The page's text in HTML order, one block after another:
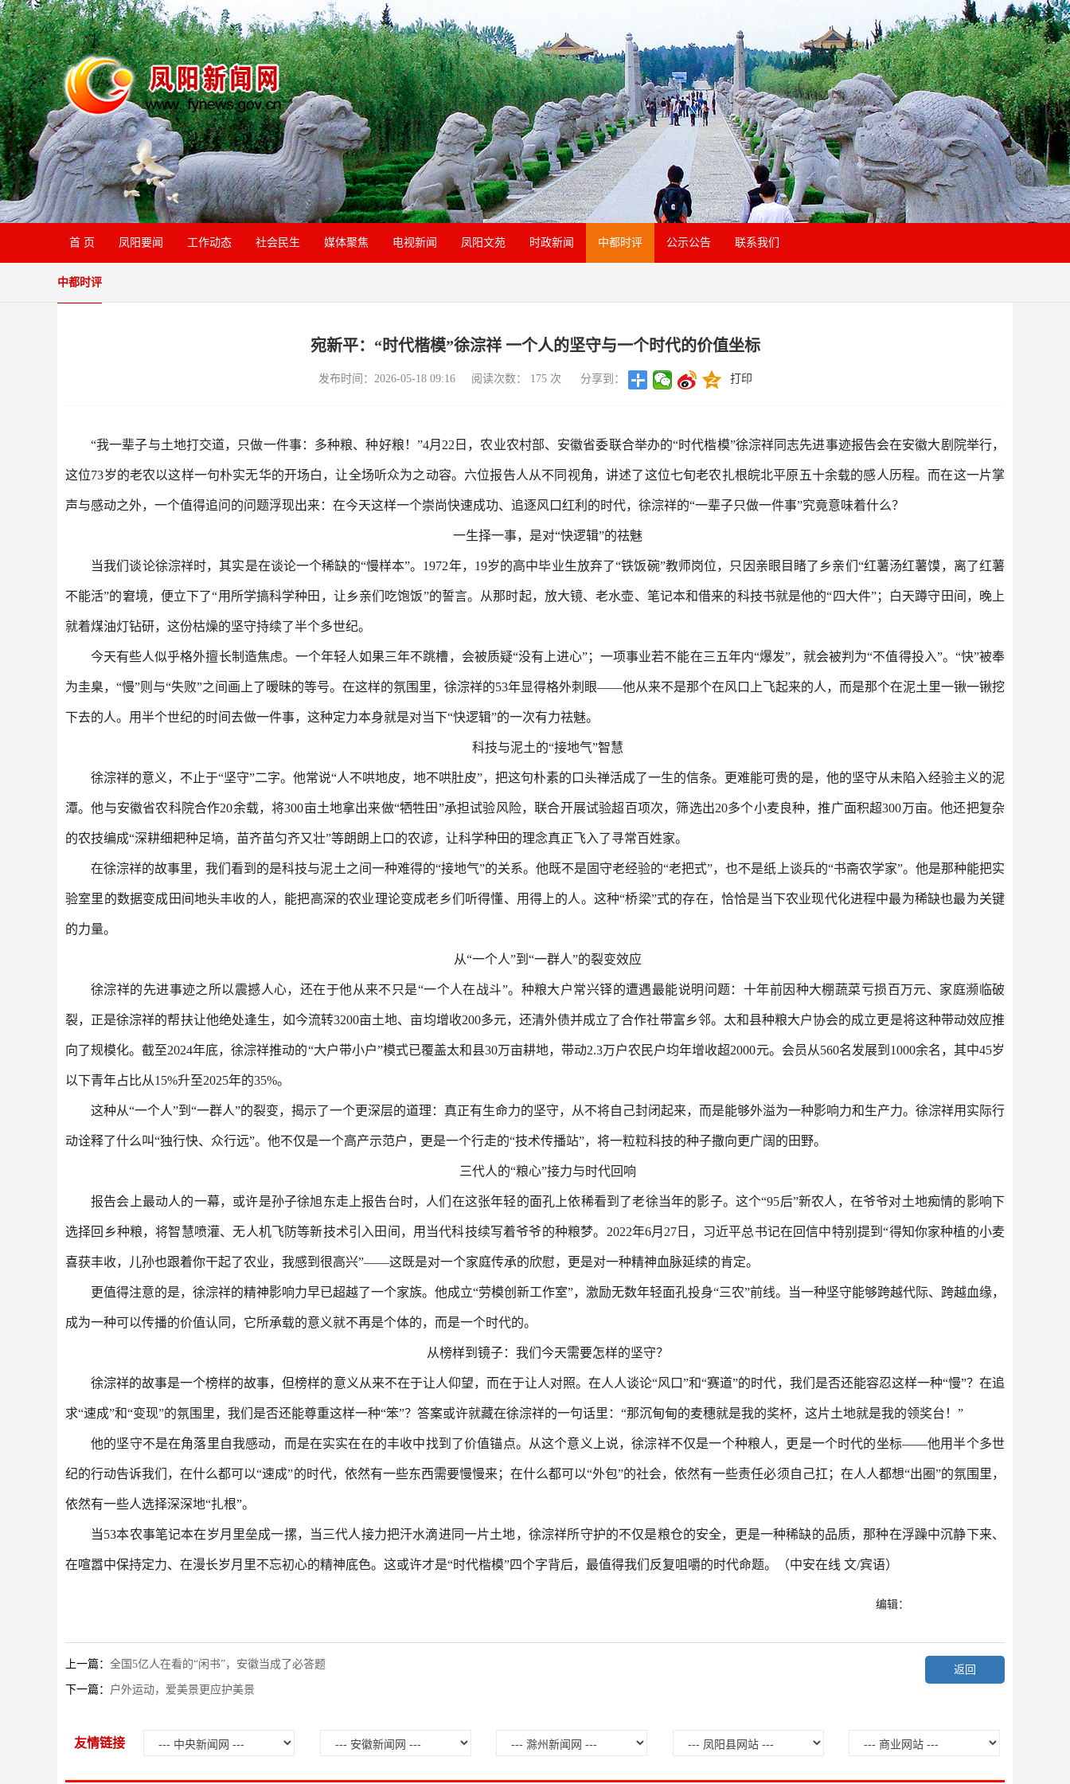
首 页 凤阳要闻 工作动态 社会民生 媒体聚焦 电视新闻 凤阳文苑 时政新闻 中都时评 公示公告 联系我们
中都时评
宛新平：“时代楷模”徐淙祥 一个人的坚守与一个时代的价值坐标
发布时间：2026-05-18 09:16 阅读次数： 175次 分享到： 打印
“我一辈子与土地打交道，只做一件事：多种粮、种好粮！”4月22日，农业农村部、安徽省委联合举办的“时代楷模”徐淙祥同志先进事迹报告会在安徽大剧院举行，
这位73岁的老农以这样一句朴实无华的开场白，让全场听众为之动容。六位报告人从不同视角，讲述了这位七旬老农扎根皖北平原五十余载的感人历程。而在这一片掌
声与感动之外，一个值得追问的问题浮现出来：在今天这样一个崇尚快速成功、追逐风口红利的时代，徐淙祥的“一辈子只做一件事”究竟意味着什么？
一生择一事，是对“快逻辑”的祛魅
当我们谈论徐淙祥时，其实是在谈论一个稀缺的“慢样本”。1972年，19岁的高中毕业生放弃了“铁饭碗”教师岗位，只因亲眼目睹了乡亲们“红薯汤红薯馍，离了红薯
不能活”的窘境，便立下了“用所学搞科学种田，让乡亲们吃饱饭”的誓言。从那时起，放大镜、老水壶、笔记本和借来的科技书就是他的“四大件”；白天蹲守田间，晚上
就着煤油灯钻研，这份枯燥的坚守持续了半个多世纪。
今天有些人似乎格外擅长制造焦虑。一个年轻人如果三年不跳槽，会被质疑“没有上进心”；一项事业若不能在三五年内“爆发”，就会被判为“不值得投入”。“快”被奉
为圭臬，“慢”则与“失败”之间画上了暧昧的等号。在这样的氛围里，徐淙祥的53年显得格外刺眼——他从来不是那个在风口上飞起来的人，而是那个在泥土里一锹一锹挖
下去的人。用半个世纪的时间去做一件事，这种定力本身就是对当下“快逻辑”的一次有力祛魅。
科技与泥土的“接地气”智慧
徐淙祥的意义，不止于“坚守”二字。他常说“人不哄地皮，地不哄肚皮”，把这句朴素的口头禅活成了一生的信条。更难能可贵的是，他的坚守从未陷入经验主义的泥
潭。他与安徽省农科院合作20余载，将300亩土地拿出来做“牺牲田”承担试验风险，联合开展试验超百项次，筛选出20多个小麦良种，推广面积超300万亩。他还把复杂
的农技编成“深耕细耙种足墒，苗齐苗匀齐又壮”等朗朗上口的农谚，让科学种田的理念真正飞入了寻常百姓家。
在徐淙祥的故事里，我们看到的是科技与泥土之间一种难得的“接地气”的关系。他既不是固守老经验的“老把式”，也不是纸上谈兵的“书斋农学家”。他是那种能把实
验室里的数据变成田间地头丰收的人，能把高深的农业理论变成老乡们听得懂、用得上的人。这种“桥梁”式的存在，恰恰是当下农业现代化进程中最为稀缺也最为关键
的力量。
从“一个人”到“一群人”的裂变效应
徐淙祥的先进事迹之所以震撼人心，还在于他从来不只是“一个人在战斗”。种粮大户常兴铎的遭遇最能说明问题：十年前因种大棚蔬菜亏损百万元、家庭濒临破
裂，正是徐淙祥的帮扶让他绝处逢生，如今流转3200亩土地、亩均增收200多元，还清外债并成立了合作社带富乡邻。太和县种粮大户协会的成立更是将这种带动效应推
向了规模化。截至2024年底，徐淙祥推动的“大户带小户”模式已覆盖太和县30万亩耕地，带动2.3万户农民户均年增收超2000元。会员从560名发展到1000余名，其中45岁
以下青年占比从15%升至2025年的35%。
这种从“一个人”到“一群人”的裂变，揭示了一个更深层的道理：真正有生命力的坚守，从不将自己封闭起来，而是能够外溢为一种影响力和生产力。徐淙祥用实际行
动诠释了什么叫“独行快、众行远”。他不仅是一个高产示范户，更是一个行走的“技术传播站”，将一粒粒科技的种子撒向更广阔的田野。
三代人的“粮心”接力与时代回响
报告会上最动人的一幕，或许是孙子徐旭东走上报告台时，人们在这张年轻的面孔上依稀看到了老徐当年的影子。这个“95后”新农人，在爷爷对土地痴情的影响下
选择回乡种粮，将智慧喷灌、无人机飞防等新技术引入田间，用当代科技续写着爷爷的种粮梦。2022年6月27日，习近平总书记在回信中特别提到“得知你家种植的小麦
喜获丰收，儿孙也跟着你干起了农业，我感到很高兴”——这既是对一个家庭传承的欣慰，更是对一种精神血脉延续的肯定。
更值得注意的是，徐淙祥的精神影响力早已超越了一个家族。他成立“劳模创新工作室”，激励无数年轻面孔投身“三农”前线。当一种坚守能够跨越代际、跨越血缘，
成为一种可以传播的价值认同，它所承载的意义就不再是个体的，而是一个时代的。
从榜样到镜子：我们今天需要怎样的坚守？
徐淙祥的故事是一个榜样的故事，但榜样的意义从来不在于让人仰望，而在于让人对照。在人人谈论“风口”和“赛道”的时代，我们是否还能容忍这样一种“慢”？在追
求“速成”和“变现”的氛围里，我们是否还能尊重这样一种“笨”？答案或许就藏在徐淙祥的一句话里：“那沉甸甸的麦穗就是我的奖杯，这片土地就是我的领奖台！”
他的坚守不是在角落里自我感动，而是在实实在在的丰收中找到了价值锚点。从这个意义上说，徐淙祥不仅是一个种粮人，更是一个时代的坐标——他用半个多世
纪的行动告诉我们，在什么都可以“速成”的时代，依然有一些东西需要慢慢来；在什么都可以“外包”的社会，依然有一些责任必须自己扛；在人人都想“出圈”的氛围里，
依然有一些人选择深深地“扎根”。
当53本农事笔记本在岁月里垒成一摞，当三代人接力把汗水滴进同一片土地，徐淙祥所守护的不仅是粮仓的安全，更是一种稀缺的品质，那种在浮躁中沉静下来、
在喧嚣中保持定力、在漫长岁月里不忘初心的精神底色。这或许才是“时代楷模”四个字背后，最值得我们反复咀嚼的时代命题。（中安在线 文/宾语）
编辑：
返回
上一篇： 全国5亿人在看的“闲书”，安徽当成了必答题
下一篇： 户外运动，爱美景更应护美景
友情链接